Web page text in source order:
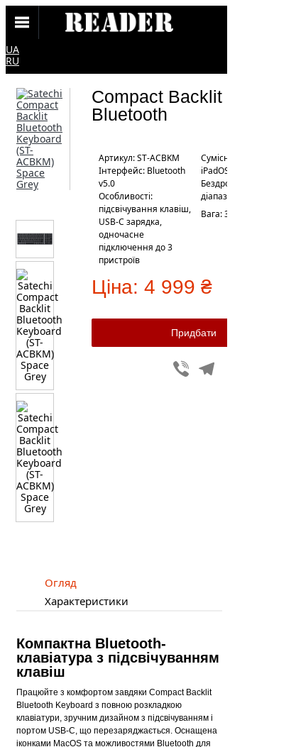
UA
RU
Compact Backlit
Bluetooth
Артикул: ST-ACBKM
Сумісність: Mac OS /
iPadOS / iOS
Інтерфейс: Bluetooth
v5.0
Бездротовий
діапазон: 5 - 10 м
Особливості:
підсвічування клавіш,
USB-C зарядка,
одночасне
підключення до 3
пристроїв
Вага: 399 г
Ціна: 4 999 ₴
Viber
Огляд
Характеристики
Компактна Bluetooth-
клавіатура з підсвічуванням
клавіш
Працюйте з комфортом завдяки Compact Backlit
Bluetooth Keyboard з повною розкладкою
клавіатури, зручним дизайном з підсвічуванням і
портом USB-C, що перезаряджається. Оснащена
іконками MacOS та можливостями Bluetooth для